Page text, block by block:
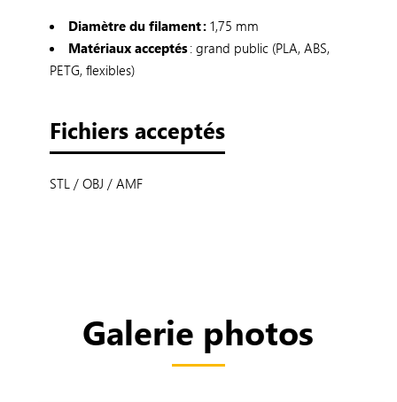
Diamètre du filament :1,75 mm
Matériaux acceptés: grand public (PLA, ABS,
PETG, flexibles)
Fichiers acceptés
STL / OBJ / AMF
Galerie photos